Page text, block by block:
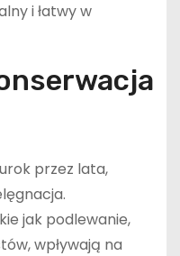
i łatwy w
przez lata,
jak podlewanie,
wpływają na